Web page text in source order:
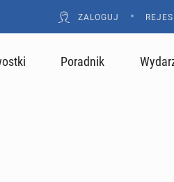
ZALOGUJ •
Poradnik